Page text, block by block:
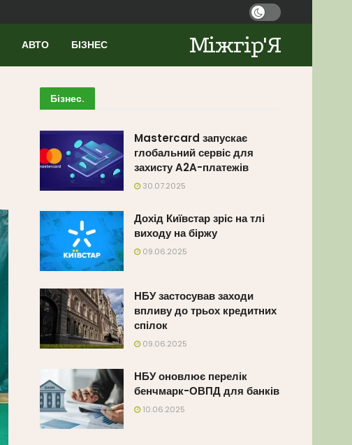
АВТО БІЗНЕС Міжгір'Я
Бізнес.
Mastercard запускає
глобальний сервіс для
захисту A2A-платежів
30.07.2025
Дохід Київстар зріс на тлі
виходу на біржу
09.06.2025
НБУ застосував заходи
впливу до трьох кредитних
спілок
09.06.2025
НБУ оновлює перелік
бенчмарк-ОВПД для банків
10.06.2025